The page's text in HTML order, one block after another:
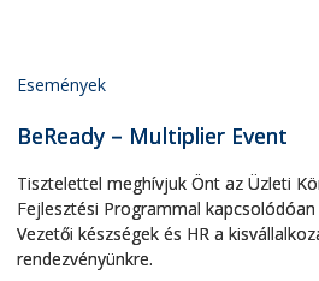
Események
BeReady – Multiplier Event
Tisztelettel meghívjuk Önt az Üzleti
Fejlesztési Programmal
Vezetői készségek és HR a
rendezvényünkre.